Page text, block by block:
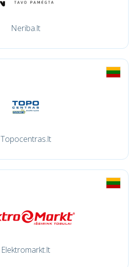
Neriba.lt
Topocentras.lt
Elektromarkt.lt